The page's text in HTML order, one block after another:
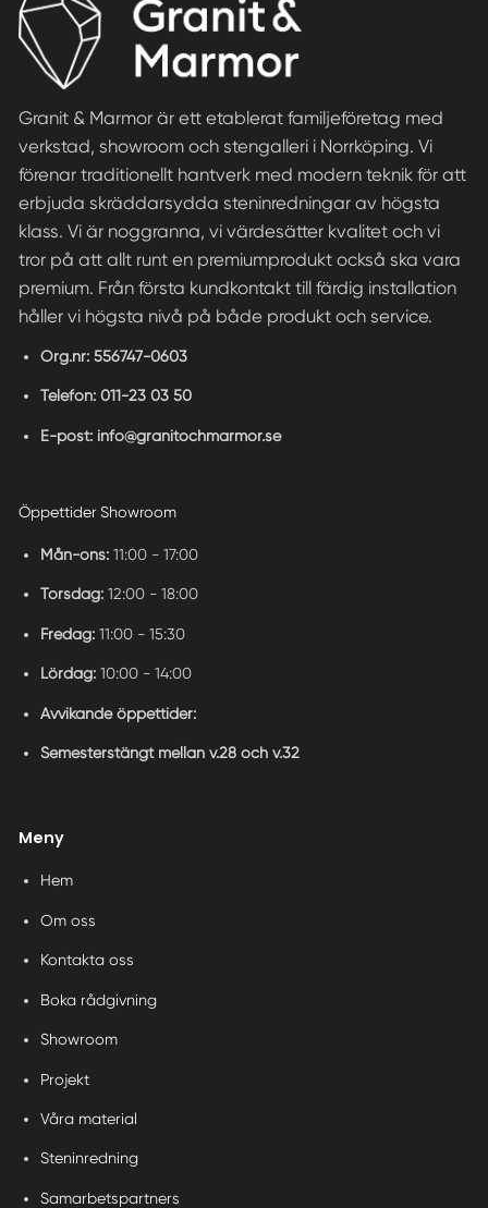
Granit & Marmor är ett etablerat familjeföretag med
verkstad, showroom och stengalleri i Norrköping. Vi
förenar traditionellt hantverk med modern teknik för att
erbjuda skräddarsydda steninredningar av högsta
klass. Vi är noggranna, vi värdesätter kvalitet och vi
tror på att allt runt en premiumprodukt också ska vara
premium. Från första kundkontakt till färdig installation
håller vi högsta nivå på både produkt och service.
Org.nr: 556747-0603
Telefon: 011-23 03 50
E-post: info@granitochmarmor.se
Öppettider Showroom
Mån-ons: 11:00 - 17:00
Torsdag:12:00 - 18:00
Fredag:11:00 - 15:30
Lördag:10:00 - 14:00
Avvikande öppettider:
Semesterstängt mellan v.28 och v.32
Meny
Hem
Om oss
Kontakta oss
Boka rådgivning
Showroom
Projekt
Våra material
Steninredning
Samarbetspartners